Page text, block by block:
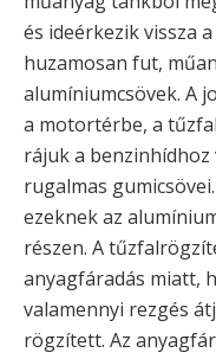
és ideérkezik vissza
huzamosan fut,
alumíniumcsövek. A
a motortérbe, a
rájuk a benzinhídhoz
rugalmas
ezeknek az
részen. A
anyagfáradás miatt,
valamennyi rezgés
rögzített. Az